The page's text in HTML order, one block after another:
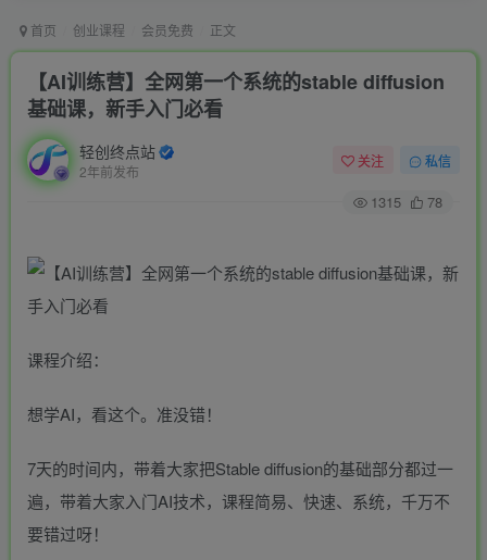
首页 创业课程 会员免费 正文
【AI训练营】全网第一个系统的stable diffusion
基础课，新手入门必看
轻创终点站
2年前发布
关注 私信
1315 78
课程介绍：
想学AI，看这个。准没错！
7天的时间内，带着大家把Stable diffusion的基础部分都过一
遍，带着大家入门AI技术，课程简易、快速、系统，千万不
要错过呀！